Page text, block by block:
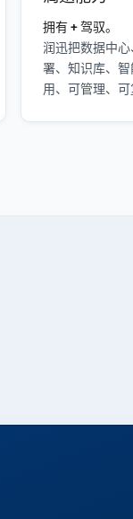
拥有 + 驾驭。
润迅把数据中
署、知识库、
用、可管理、可